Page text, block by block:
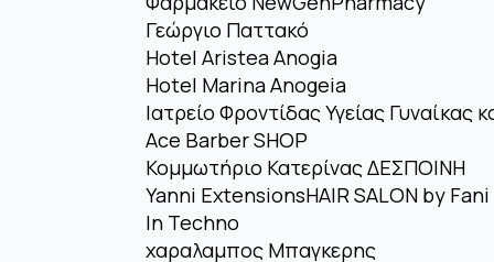
Γεώργιο Παττακό
Hotel Aristea Anogia
Hotel Marina Anogeia
Ιατρείο Φροντίδας Υγείας Γυναίκας
Ace Barber SHOP
Κομμωτήριο Κατερίνας ΔΕΣΠΟΙΝΗ
Yanni ExtensionsHAIR SALON by
In Techno
χαραλαμπος Μπαγκερης